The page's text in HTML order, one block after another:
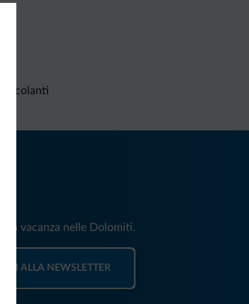
vincolanti
vacanza nelle Dolomiti.
ALLA NEWSLETTER